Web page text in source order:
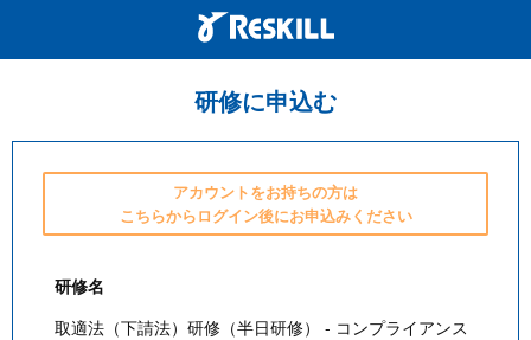
研修に申込む
アカウントをお持ちの方は
こちらからログイン後にお申込みください
研修名
取適法（下請法）研修（半日研修） - コンプライアンス